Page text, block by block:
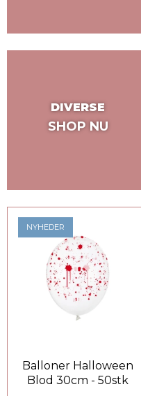
DIVERSE
SHOP NU
NYHEDER
Balloner Halloween
Blod 30cm - 50stk